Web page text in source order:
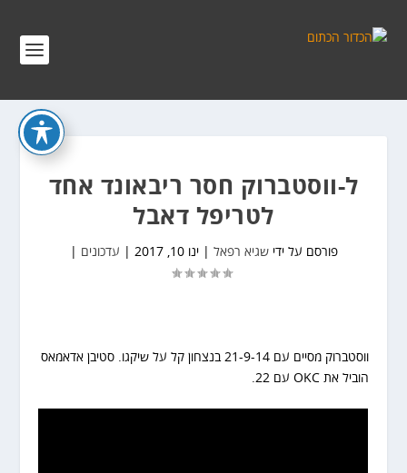
ל-ווסטברוק חסר ריבאונד אחד
לטריפל דאבל
פורסם על ידישגיא רפאל |ינו 10, 2017 עדכונים
ווסטברוק מסיים עם 21-9-14 בנצחון קל על שיקגו. סטיבן אדאמאס
הוביל את OKC עם 22.